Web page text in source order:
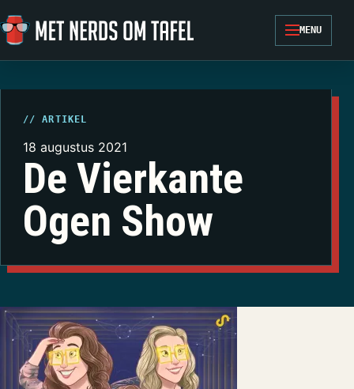
Ga naar de inhoud
MENU
// ARTIKEL
18 augustus 2021
De Vierkante
Ogen Show